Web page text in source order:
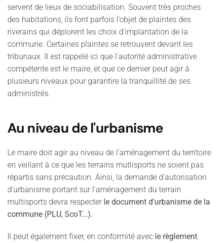
servent de lieux de sociabilisation. Souvent très proches
des habitations, ils font parfois l’objet de plaintes des
riverains qui déplorent les choix d’implantation de la
commune. Certaines plaintes se retrouvent devant les
tribunaux. Il est rappelé ici que l'autorité administrative
compétente est le maire, et que ce dernier peut agir à
plusieurs niveaux pour garantire la tranquillité de ses
administrés.
Au niveau de l'urbanisme
Le maire doit agir au niveau de l'aménagement du territoire
en veillant à ce que les terrains mutlisports ne soient pas
répartis sans précaution. Ainsi, la demande d'autorisation
d'urbanisme portant sur l'aménagement du terrain
multisports devra respecter le document d'urbanisme de la
commune (PLU, ScoT...).
Il peut également fixer, en conformité avec le règlement